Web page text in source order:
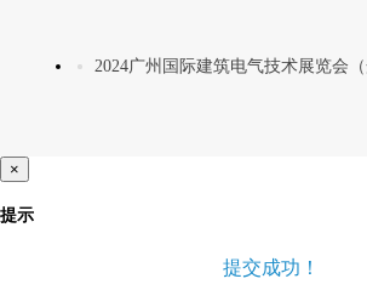
2024广州国际建筑电气技术展览会（
×
提示
提交成功！